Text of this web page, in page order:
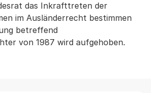
das Inkrafttreten der
im Ausländerrecht bestimmen
betreffend
von 1987 wird aufgehoben.